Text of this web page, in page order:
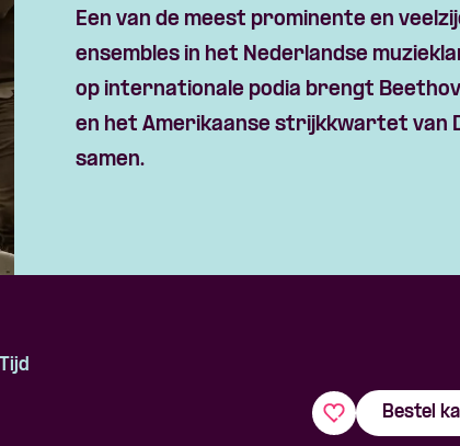
Een van de meest prominente en
ensembles in het Nederlandse
op internationale podia brengt
en het Amerikaanse strijkkwartet van
samen.
Tijd
Bestel